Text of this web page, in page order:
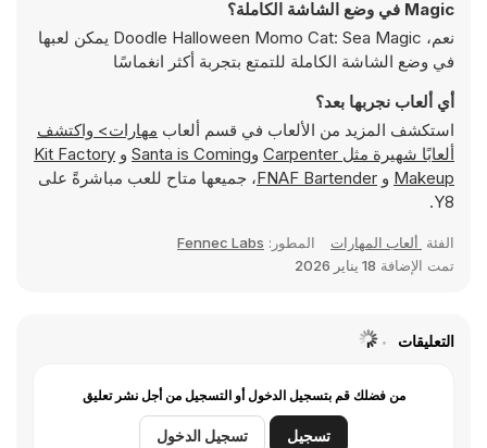
Magic في وضع الشاشة الكاملة؟
نعم، Doodle Halloween Momo Cat: Sea Magic يمكن لعبها
في وضع الشاشة الكاملة للتمتع بتجربة أكثر انغماسًا
أي ألعاب نجربها بعد؟
استكشف المزيد من الألعاب في قسم ألعاب
مهارات> واكتشف
ألعابًا شهيرة مثل Carpenter وSanta is Coming و Kit Factory
Makeup و FNAF Bartender، جميعها متاح للعب مباشرةً على
Y8.
الفئة ألعاب المهارات المطور: Fennec Labs
تمت الإضافة 18 يناير 2026
التعليقات
من فضلك قم بتسجيل الدخول أو التسجيل من أجل نشر تعليق
تسجيل تسجيل الدخول